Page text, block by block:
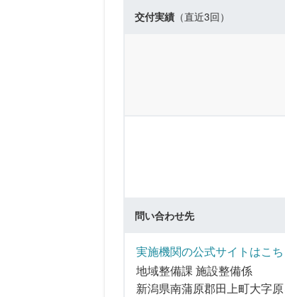
交付実績 （直近3回）
問い合わせ先
実施機関の公式サイトはこ
地域整備課 施設整備係
新潟県南蒲原郡田上町大字